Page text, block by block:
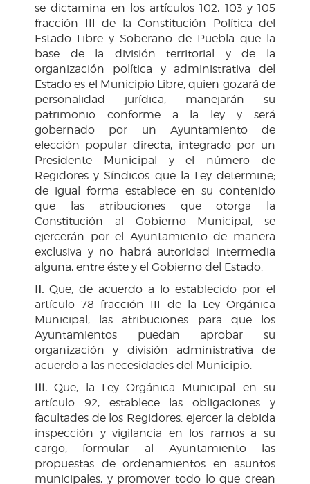
se dictamina en los artículos 102, 103 y 105
fracción III de la Constitución Política del
Estado Libre y Soberano de Puebla que la
base de la división territorial y de la
organización política y administrativa del
Estado es el Municipio Libre, quien gozará de
personalidad jurídica, manejarán su
patrimonio conforme a la ley y será
gobernado por un Ayuntamiento de
elección popular directa, integrado por un
Presidente Municipal y el número de
Regidores y Síndicos que la Ley determine;
de igual forma establece en su contenido
que las atribuciones que otorga la
Constitución al Gobierno Municipal, se
ejercerán por el Ayuntamiento de manera
exclusiva y no habrá autoridad intermedia
alguna, entre éste y el Gobierno del Estado.
II. Que, de acuerdo a lo establecido por el
artículo 78 fracción III de la Ley Orgánica
Municipal, las atribuciones para que los
Ayuntamientos puedan aprobar su
organización y división administrativa de
acuerdo a las necesidades del Municipio.
III. Que, la Ley Orgánica Municipal en su
artículo 92, establece las obligaciones y
facultades de los Regidores: ejercer la debida
inspección y vigilancia en los ramos a su
cargo, formular al Ayuntamiento las
propuestas de ordenamientos en asuntos
municipales, y promover todo lo que crean